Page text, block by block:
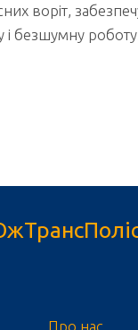
воріт,
і безшумну роботу.
Про нас